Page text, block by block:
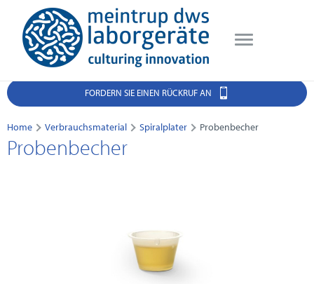
FORDERN SIE EINEN RÜCKRUF AN
Home Verbrauchsmaterial Spiralplater Probenbecher
Probenbecher